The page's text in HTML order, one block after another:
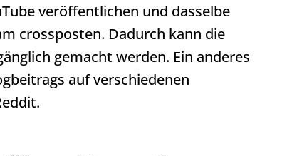
veröffentlichen und dasselbe
crossposten. Dadurch kann die
gemacht werden. Ein anderes
auf verschiedenen